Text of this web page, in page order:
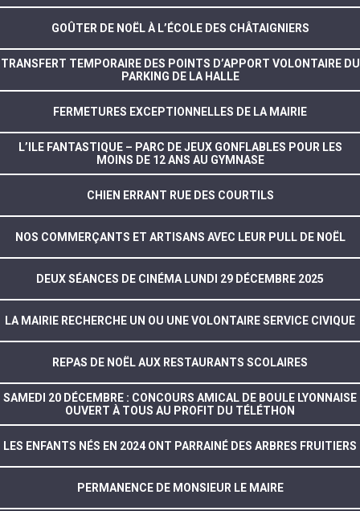
GOÛTER DE NOËL À L’ÉCOLE DES CHÂTAIGNIERS
TRANSFERT TEMPORAIRE DES POINTS D’APPORT VOLONTAIRE DU
PARKING DE LA HALLE
FERMETURES EXCEPTIONNELLES DE LA MAIRIE
L’ILE FANTASTIQUE – PARC DE JEUX GONFLABLES POUR LES
MOINS DE 12 ANS AU GYMNASE
CHIEN ERRANT RUE DES COURTILS
NOS COMMERÇANTS ET ARTISANS AVEC LEUR PULL DE NOËL
DEUX SÉANCES DE CINÉMA LUNDI 29 DÉCEMBRE 2025
LA MAIRIE RECHERCHE UN OU UNE VOLONTAIRE SERVICE CIVIQUE
REPAS DE NOËL AUX RESTAURANTS SCOLAIRES
SAMEDI 20 DÉCEMBRE : CONCOURS AMICAL DE BOULE LYONNAISE
OUVERT À TOUS AU PROFIT DU TÉLÉTHON
LES ENFANTS NÉS EN 2024 ONT PARRAINÉ DES ARBRES FRUITIERS
PERMANENCE DE MONSIEUR LE MAIRE